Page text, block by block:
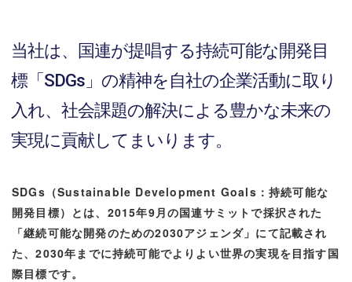
当社は、国連が提唱する持続可能な開発目
標「SDGs」の精神を自社の企業活動に取り
入れ、社会課題の解決による豊かな未来の
実現に貢献してまいります。
SDGs（Sustainable Development Goals：持続可能な
開発目標）とは、2015年9月の国連サミットで採択された
「継続可能な開発のための2030アジェンダ」にて記載され
た、2030年までに持続可能でよりよい世界の実現を目指す国
際目標です。